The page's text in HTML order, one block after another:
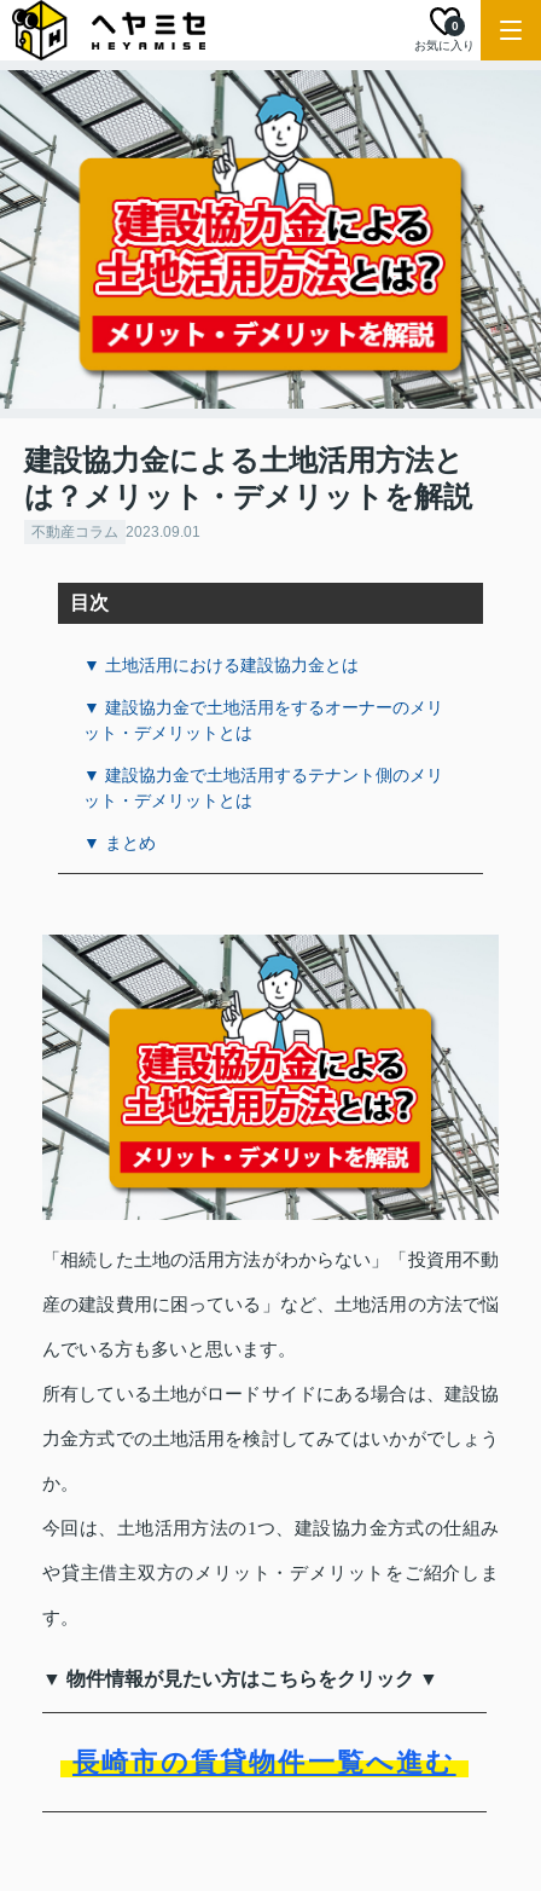
お気に入り
0
建設協力金による土地活用方法と
は？メリット・デメリットを解説
不動産コラム 2023.09.01
目次
▼ 土地活用における建設協力金とは
▼ 建設協力金で土地活用をするオーナーのメリ
ット・デメリットとは
▼ 建設協力金で土地活用するテナント側のメリ
ット・デメリットとは
▼ まとめ
「相続した土地の活用方法がわからない」「投資用不動
産の建設費用に困っている」など、土地活用の方法で悩
んでいる方も多いと思います。
所有している土地がロードサイドにある場合は、建設協
力金方式での土地活用を検討してみてはいかがでしょう
か。
今回は、土地活用方法の1つ、建設協力金方式の仕組み
や貸主借主双方のメリット・デメリットをご紹介しま
す。
▼ 物件情報が見たい方はこちらをクリック ▼
長崎市の賃貸物件一覧へ進む